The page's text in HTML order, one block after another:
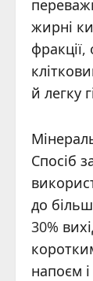
жирні
й легку
Спосіб
до
30%
напоєм